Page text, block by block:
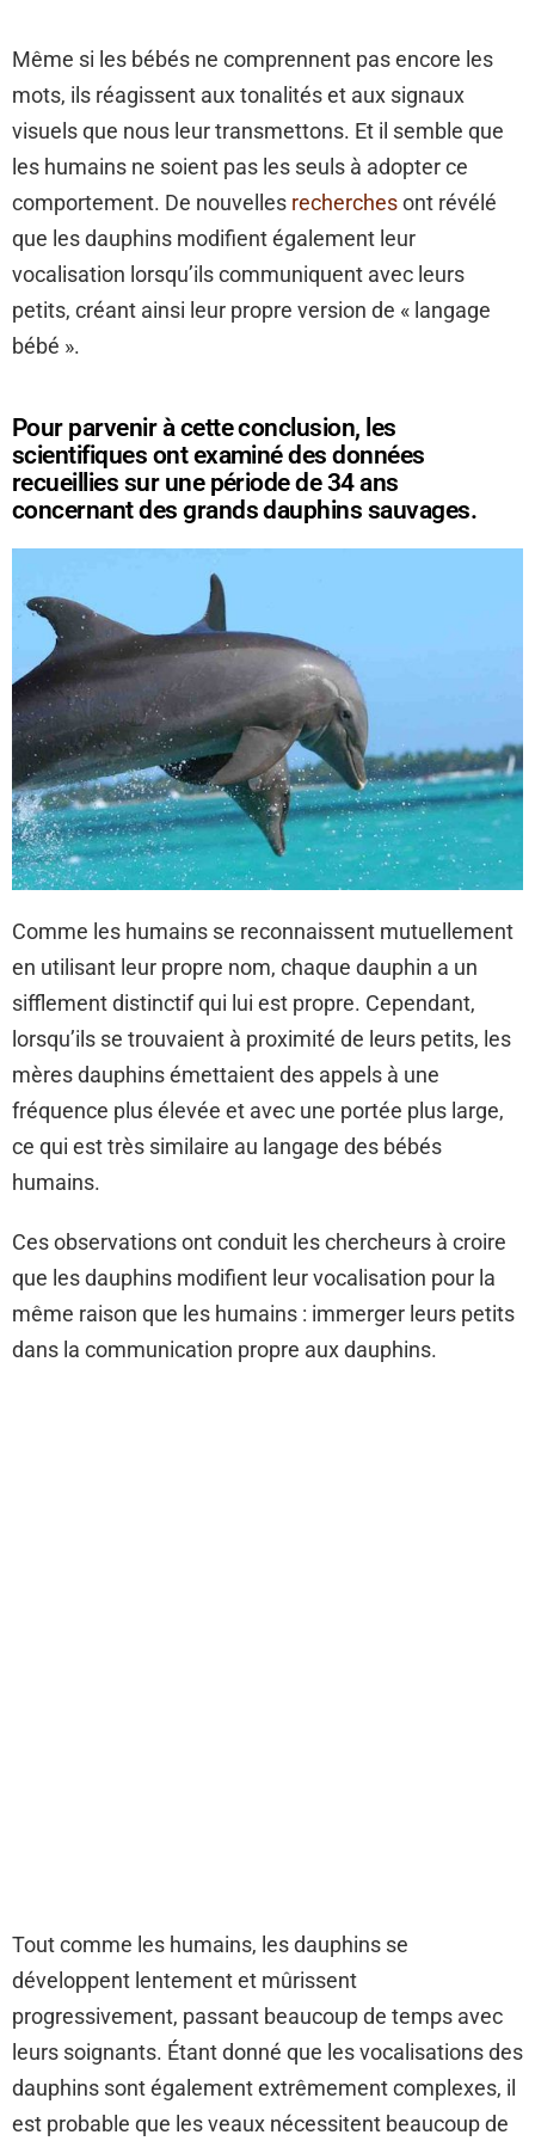
Même si les bébés ne comprennent pas encore les
mots, ils réagissent aux tonalités et aux signaux
visuels que nous leur transmettons. Et il semble que
les humains ne soient pas les seuls à adopter ce
comportement. De nouvelles recherchesont révélé
que les dauphins modifient également leur
vocalisation lorsqu’ils communiquent avec leurs
petits, créant ainsi leur propre version de « langage
bébé ».
Pour parvenir à cette conclusion, les
scientifiques ont examiné des données
recueillies sur une période de 34 ans
concernant des grands dauphins sauvages.
Comme les humains se reconnaissent mutuellement
en utilisant leur propre nom, chaque dauphin a un
sifflement distinctif qui lui est propre. Cependant,
lorsqu’ils se trouvaient à proximité de leurs petits, les
mères dauphins émettaient des appels à une
fréquence plus élevée et avec une portée plus large,
ce qui est très similaire au langage des bébés
humains.
Ces observations ont conduit les chercheurs à croire
que les dauphins modifient leur vocalisation pour la
même raison que les humains : immerger leurs petits
dans la communication propre aux dauphins.
Tout comme les humains, les dauphins se
développent lentement et mûrissent
progressivement, passant beaucoup de temps avec
leurs soignants. Étant donné que les vocalisations des
dauphins sont également extrêmement complexes, il
est probable que les veaux nécessitent beaucoup de